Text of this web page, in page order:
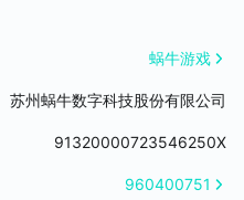
斗队列的生物上场战斗，直至3
，满足玩家为了提高排名奖励
蜗牛游戏
苏州蜗牛数字科技股份有限公司
91320000723546250X
960400751